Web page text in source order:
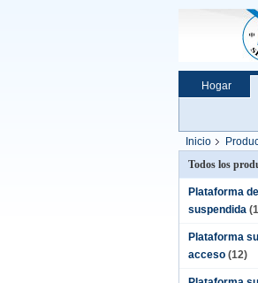
Hogar
Noticias
Inicio
Todos los
Plataforma
suspendida
Plataforma
acceso (12)